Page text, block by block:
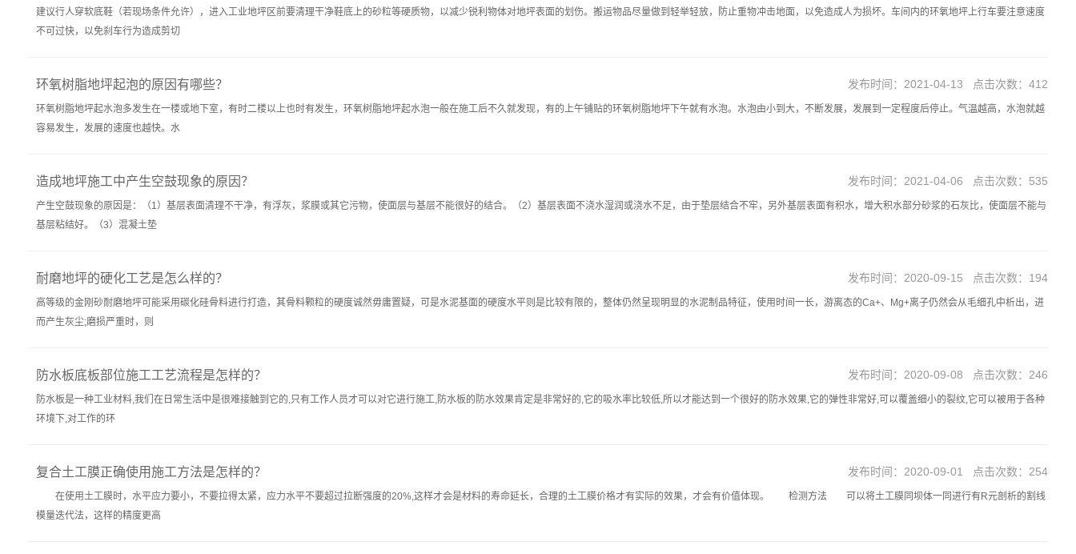
建议行人穿软底鞋（若现场条件允许），进入工业地坪区前要清理干净鞋底上的砂粒等硬质物，以减少锐利物体对地坪表面的划伤。搬运物品尽量做到轻举轻放，防止重物冲击地面，以免造成人为损坏。车间内的环氧地坪上行车要注意速度
不可过快，以免刹车行为造成剪切
环氧树脂地坪起泡的原因有哪些？
环氧树脂地坪起水泡多发生在一楼或地下室，有时二楼以上也时有发生，环氧树脂地坪起水泡一般在施工后不久就发现，有的上午铺贴的环氧树脂地坪下午就有水泡。水泡由小到大，不断发展，发展到一定程度后停止。气温越高，水泡就越
容易发生，发展的速度也越快。水
发布时间：2021-04-13 点击次数：412
造成地坪施工中产生空鼓现象的原因？
产生空鼓现象的原因是：（1）基层表面清理不干净，有浮灰，浆膜或其它污物，使面层与基层不能很好的结合。（2）基层表面不浇水湿润或浇水不足，由于垫层结合不牢，另外基层表面有积水，增大积水部分砂浆的石灰比，使面层不能与
基层粘结好。（3）混凝土垫
发布时间：2021-04-06 点击次数：535
耐磨地坪的硬化工艺是怎么样的？
高等级的金刚砂耐磨地坪可能采用碳化硅骨料进行打造，其骨料颗粒的硬度诚然毋庸置疑，可是水泥基面的硬度水平则是比较有限的，整体仍然呈现明显的水泥制品特征，使用时间一长，游离态的Ca+、Mg+离子仍然会从毛细孔中析出，进
而产生灰尘;磨损严重时，则
发布时间：2020-09-15 点击次数：194
防水板底板部位施工工艺流程是怎样的？
防水板是一种工业材料,我们在日常生活中是很难接触到它的,只有工作人员才可以对它进行施工,防水板的防水效果肯定是非常好的,它的吸水率比较低,所以才能达到一个很好的防水效果,它的弹性非常好,可以覆盖细小的裂纹,它可以被用于各种
环境下,对工作的环
发布时间：2020-09-08 点击次数：246
复合土工膜正确使用施工方法是怎样的？
在使用土工膜时，水平应力要小，不要拉得太紧，应力水平不要超过拉断强度的20%,这样才会是材料的寿命延长，合理的土工膜价格才有实际的效果，才会有价值体现。 检测方法 可以将土工膜同坝体一同进行有R元剖析的割线
模量迭代法，这样的精度更高
发布时间：2020-09-01 点击次数：254